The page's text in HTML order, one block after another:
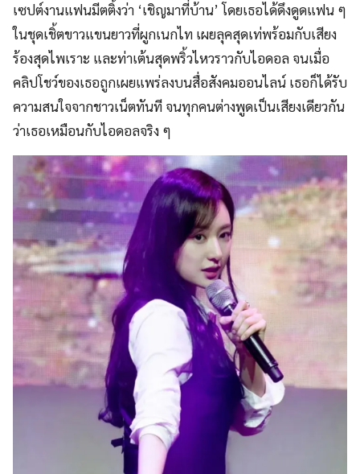
เซปต์งานแฟนมีตติ้งว่า ‘เชิญมาที่บ้าน’ โดยเธอได้ดึงดูดแฟน ๆ
ในชุดเชิ้ตขาวแขนยาวที่ผูกเนกไท เผยลุคสุดเท่พร้อมกับเสียง
ร้องสุดไพเราะ และท่าเต้นสุดพริ้วไหวราวกับไอดอล จนเมื่อ
คลิปโชว์ของเธอถูกเผยแพร่ลงบนสื่อสังคมออนไลน์ เธอก็ได้รับ
ความสนใจจากชาวเน็ตทันที จนทุกคนต่างพูดเป็นเสียงเดียวกัน
ว่าเธอเหมือนกับไอดอลจริง ๆ